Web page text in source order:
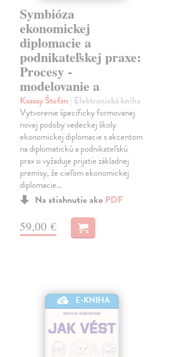
Symbióza
ekonomickej
diplomacie a
podnikateľskej praxe:
Procesy -
modelovanie a
Kassay Štefan | Elektronická kniha
Vytvorenie špecificky formovanej
novej podoby vedeckej školy
ekonomickej diplomacie s akcentom
na diplomatickú a podnikateľskú
prax si vyžaduje prijatie základnej
premisy, že cieľom ekonomickej
diplomacie…
Na stiahnutie ako PDF
59,00 €
E-KNIHA